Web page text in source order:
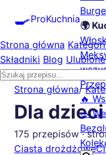
🍳ProKuchnia
🌍
🔥
🥗
Strona główna
Składniki Blog Ulubione
Strona główna/
Dla dzieci
175 przepisów ·
Ciasta drożdżowe